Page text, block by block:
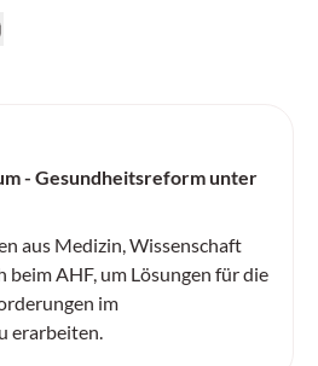
- Gesundheitsreform unter
aus Medizin, Wissenschaft
AHF, um Lösungen für die
im
erarbeiten.